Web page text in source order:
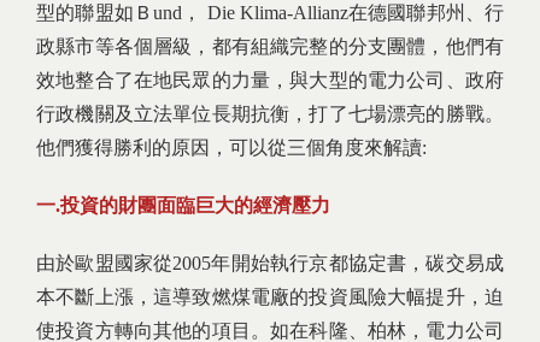
型的聯盟如Ｂund， Die Klima-Allianz在德國聯邦州、行
政縣市等各個層級，都有組織完整的分支團體，他們有
效地整合了在地民眾的力量，與大型的電力公司、政府
行政機關及立法單位長期抗衡，打了七場漂亮的勝戰。
他們獲得勝利的原因，可以從三個角度來解讀:
一.投資的財團面臨巨大的經濟壓力
由於歐盟國家從2005年開始執行京都協定書，碳交易成
本不斷上漲，這導致燃煤電廠的投資風險大幅提升，迫
使投資方轉向其他的項目。如在科隆、柏林，電力公司